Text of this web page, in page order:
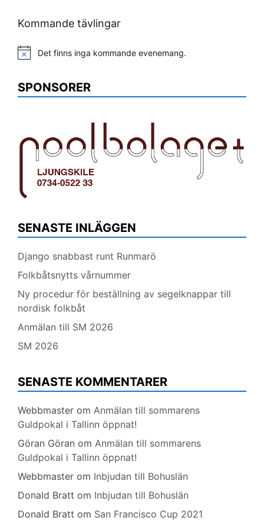
Kommande tävlingar
Notis Det finns inga kommande evenemang.
SPONSORER
SENASTE INLÄGGEN
Django snabbast runt Runmarö
Folkbåtsnytts vårnummer
Ny procedur för beställning av segelknappar till
nordisk folkbåt
Anmälan till SM 2026
SM 2026
SENASTE KOMMENTARER
Webbmaster om Anmälan till sommarens
Guldpokal i Tallinn öppnat!
Göran Göran om Anmälan till sommarens
Guldpokal i Tallinn öppnat!
Webbmaster om Inbjudan till Bohuslän
Donald Bratt om Inbjudan till Bohuslän
Donald Bratt om San Francisco Cup 2021